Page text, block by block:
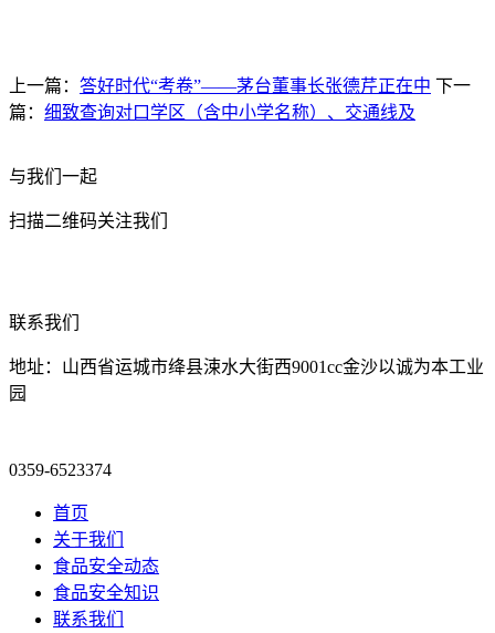
上一篇： 答好时代“考卷”——茅台董事长张德芹正在中 下一
篇： 细致查询对口学区（含中小学名称）、交通线及
与我们一起
扫描二维码关注我们
联系我们
地址：山西省运城市绛县涑水大街西9001cc金沙以诚为本工业
园
0359-6523374
首页
关于我们
食品安全动态
食品安全知识
联系我们